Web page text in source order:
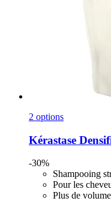
2 options
Kérastase
-30%
Shampooing
Pour les
Plus de volume